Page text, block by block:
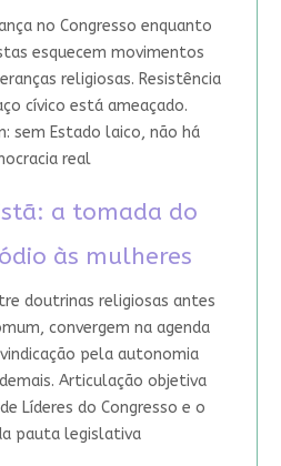
no Congresso enquanto
esquecem movimentos
religiosas. Resistência
cívico está ameaçado.
sem Estado laico, não há
real
a tomada do
às mulheres
doutrinas religiosas antes
convergem na agenda
pela autonomia
Articulação objetiva
Líderes do Congresso e o
pauta legislativa